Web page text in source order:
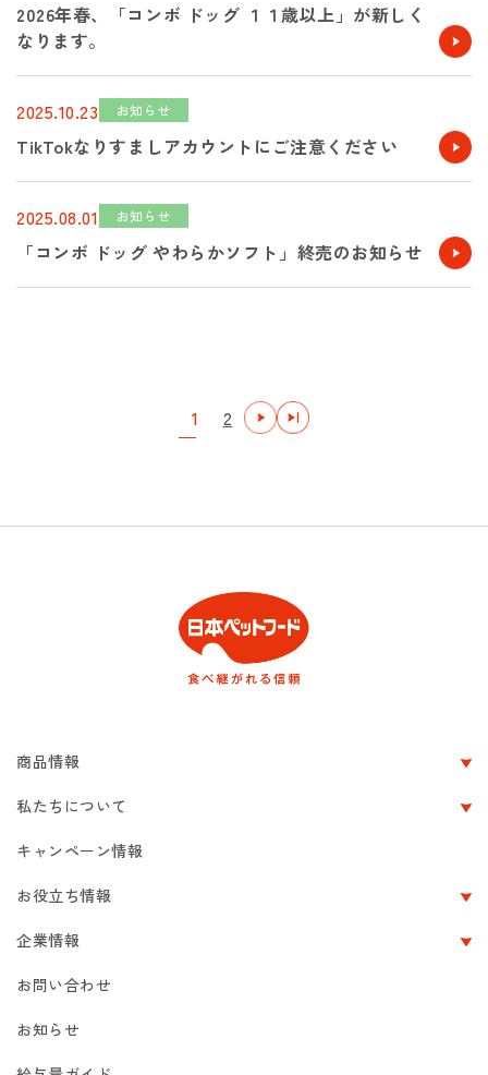
2026年春、「コンボ ドッグ １１歳以上」が新しく
なります。
2025.10.23 お知らせ
TikTokなりすましアカウントにご注意ください
2025.08.01 お知らせ
「コンボ ドッグ やわらかソフト」終売のお知らせ
1 2
最後
商品情報
私たちについて
キャンペーン情報
お役立ち情報
企業情報
お問い合わせ
お知らせ